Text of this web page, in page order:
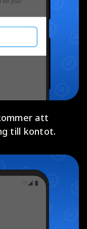
att
till kontot.